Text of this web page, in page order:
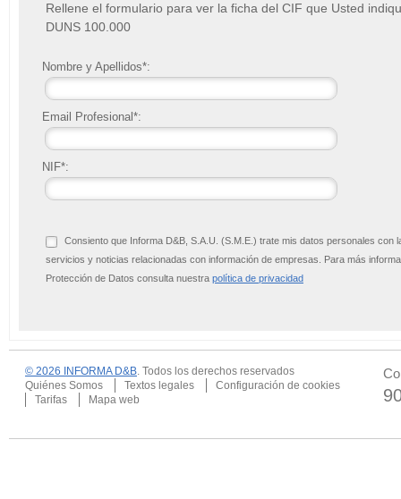
Rellene el formulario para ver la ficha del CIF que Usted
DUNS 100.000
Nombre y Apellidos*:
Email Profesional*:
NIF*:
Consiento que Informa D&B, S.A.U. (S.M.E.) trate mis datos personales
servicios y noticias relacionadas con información de empresas. Para más
Protección de Datos consulta nuestra política de privacidad
© 2026 INFORMA D&B. Todos los derechos reservados
Quiénes Somos
Textos legales
Configuración de cookies
Tarifas
Mapa web